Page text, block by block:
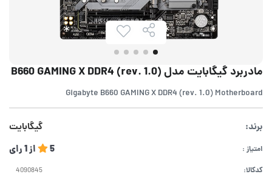
مادربرد گیگابایت مدل B660 GAMING X DDR4 (rev. 1.0)
Gigabyte B660 GAMING X DDR4 (rev. 1.0) Motherboard
برند: گیگابایت
امتیاز : 5 از1رای
کدکالا: